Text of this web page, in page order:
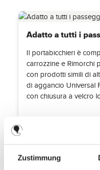
Zustimmung
Adatto a tutti i
Il portabicchieri è
carrozzine e Rimorchi
con prodotti simili di
di aggancio Universal
con chiusura a velcro